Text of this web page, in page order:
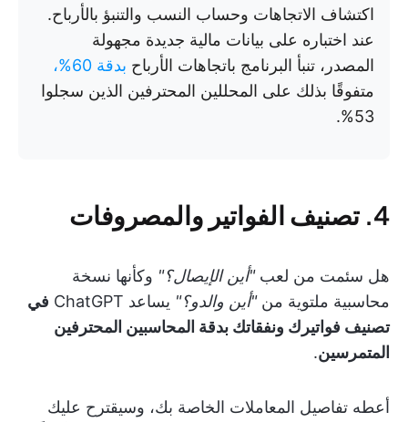
اكتشاف الاتجاهات وحساب النسب والتنبؤ بالأرباح.
عند اختباره على بيانات مالية جديدة مجهولة
المصدر، تنبأ البرنامج باتجاهات الأرباح بدقة 60%،
متفوقًا بذلك على المحللين المحترفين الذين سجلوا
53%.
4. تصنيف الفواتير والمصروفات
هل سئمت من لعب"أين الإيصال؟" وكأنها نسخة
محاسبية ملتوية من"أين والدو؟" يساعد ChatGPT
في
تصنيف فواتيرك ونفقاتك بدقة المحاسبين المحترفين
المتمرسين.
أعطه تفاصيل المعاملات الخاصة بك، وسيقترح عليك